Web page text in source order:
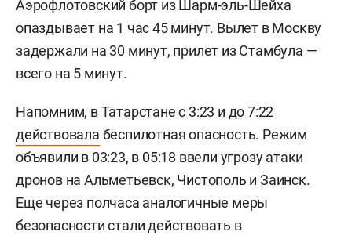
Аэрофлотовский борт из Шарм-эль-Шейха
опаздывает на 1 час 45 минут. Вылет в Москву
задержали на 30 минут, прилет из Стамбула —
всего на 5 минут.
Напомним, в Татарстане с 3:23 и до 7:22
действовала беспилотная опасность. Режим
объявили в 03:23, в 05:18 ввели угрозу атаки
дронов на Альметьевск, Чистополь и Заинск.
Еще через полчаса аналогичные меры
безопасности стали действовать в